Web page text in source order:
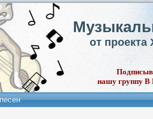
от
нашу группу В